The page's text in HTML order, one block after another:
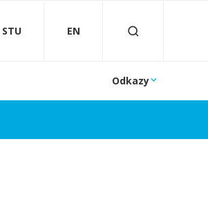
STU EN
Odkazy